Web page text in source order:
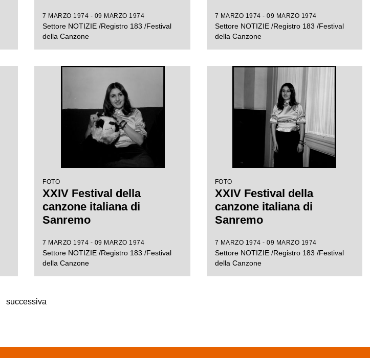
7 MARZO 1974 - 09 MARZO 1974
Settore NOTIZIE /Registro 183 /Festival
della Canzone
7 MARZO 1974 - 09 MARZO 1974
Settore NOTIZIE /Registro 183 /Festival
della Canzone
FOTO
XXIV Festival della
canzone italiana di
Sanremo
7 MARZO 1974 - 09 MARZO 1974
Settore NOTIZIE /Registro 183 /Festival
della Canzone
FOTO
XXIV Festival della
canzone italiana di
Sanremo
7 MARZO 1974 - 09 MARZO 1974
Settore NOTIZIE /Registro 183 /Festival
della Canzone
successiva